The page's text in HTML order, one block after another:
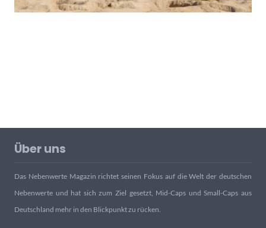
Über uns
Das Nebenwerte Magazin richtet seinen Fokus auf die Welt der deutschen
Nebenwerte und hat sich zum Ziel gesetzt, Mid-Caps und Small-Caps aus
Deutschland mehr in den Blickpunkt zu rücken.